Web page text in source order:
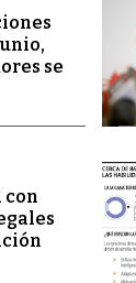
se
con